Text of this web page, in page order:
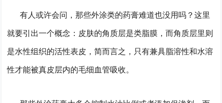
有人或许会问，那些外涂类的药膏难道也没用吗？这里
就要引出一个概念：皮肤的角质层是类脂膜，而角质层里则
是水性组织的活性表皮，简而言之，只有兼具脂溶性和水溶
性才能被真皮层内的毛细血管吸收。